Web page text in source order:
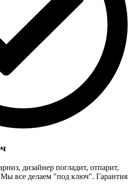
дизайнер погладит, отпарит,
все делаем "под ключ". Гарантия